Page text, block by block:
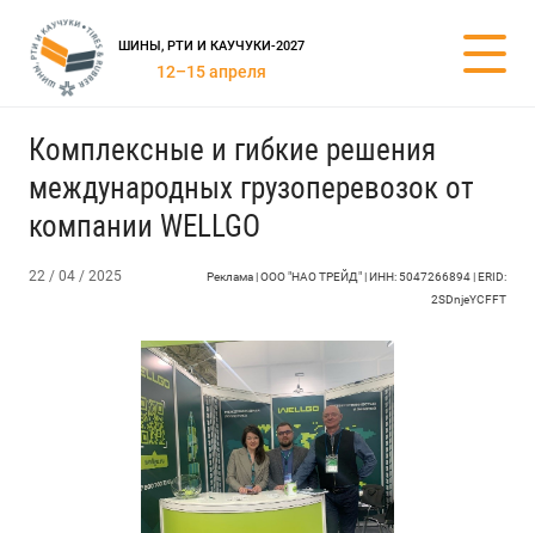
ШИНЫ, РТИ И КАУЧУКИ-2027
12–15 апреля
Комплексные и гибкие решения
международных грузоперевозок от
компании WELLGO
22 / 04 / 2025
Реклама | ООО "НАО ТРЕЙД" | ИНН: 5047266894 | ERID:
2SDnjeYCFFT